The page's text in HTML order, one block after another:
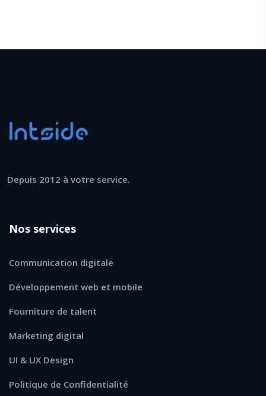
Depuis 2012 à votre service.
Nos services
Communication digitale
Développement web et mobile
Fourniture de talent
Marketing digital
UI & UX Design
Politique de Confidentialité